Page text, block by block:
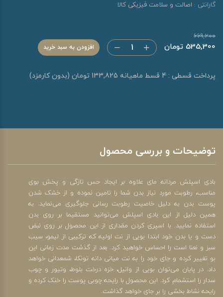
گارانتی : اصالت و سلامت فیزیکی کالا
535,300 تومان
669,200
افزودن به سبد خرید
پرداخت قسطی : 4 قسط ماهیانه 133,825 تومان (بدون کارمزد)
توضیحات و بررسی محصول
بادی اسپلش مردانه مای علاوه بر ایجاد حس تازگی و پخش بوی
مناسب، رطوبت مورد نیاز بدن شما را تامین نموده و از خشک شدن
پوست بدن به دلیل خاصیت رطوبت رسانی جلوگیری می‌نماید. به
همین دلیل از این بادی اسپلش می‌توانید مستقیما بر روی بدن
استفاده نمایید. با اسپری کردن مقداری از این محصول بر روی نبض
دست و یا بدن خود ابتدا بویی از نت اولیه که ترکیبی از لیمو، سیب
سبز و نعنا است را احساس خواهید کرد. بعد از گذشت مدت زمانی این
بو تغییر کرده و جای خود را به نت میانی دانه تونکا، شمعدانی خواهد
داد. در پایان می‌توان بویی از وانیل، خزه درخت بلوط، وتیور و چوب
سدار را استشمام کرد. این محصول با رایحه چوبی پوست را خنک کرده و
رایحه نشاط بخشی را بر جای خواهد گذاشت.